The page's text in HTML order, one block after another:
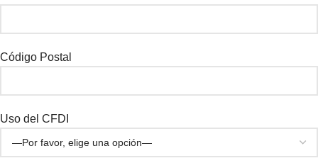
Código Postal
Uso del CFDI